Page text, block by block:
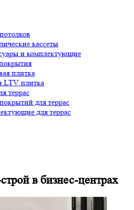
кассеты
и комплектующие
плитка
плитка
террас
для террас
для террас
в бизнес-центрах